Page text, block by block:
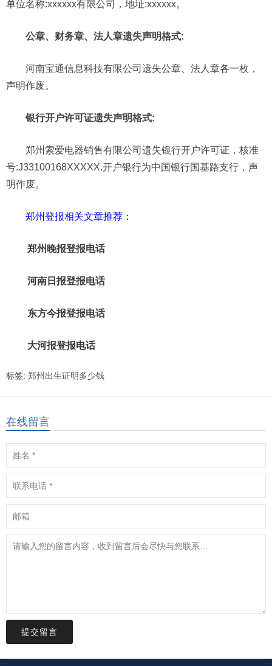
单位名称:xxxxxx有限公司，地址:xxxxxx。
公章、财务章、法人章遗失声明格式:
河南宝通信息科技有限公司遗失公章、法人章各一枚，
声明作废。
银行开户许可证遗失声明格式:
郑州索爱电器销售有限公司遗失银行开户许可证，核准
号:J33100168XXXXX.开户银行为中国银行国基路支行，声
明作废。
郑州登报相关文章推荐：
郑州晚报登报电话
河南日报登报电话
东方今报登报电话
大河报登报电话
标签: 郑州出生证明多少钱
在线留言
提交留言